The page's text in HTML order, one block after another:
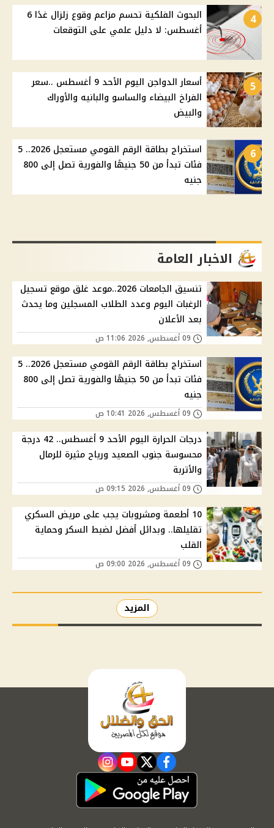
4
البحوث الفلكية تحسم مزاعم وقوع زلزال غدًا 6
أغسطس: لا دليل علمي على التوقعات
5
أسعار الدواجن اليوم الأحد 9 أغسطس ..سعر
الفراخ البيضاء والساسو والبانيه والأوراك
والبيض
6
استخراج بطاقة الرقم القومي مستعجل 2026.. 5
فئات تبدأ من 50 جنيهًا والفورية تصل إلى 800
جنيه
الاخبار العامة
تنسيق الجامعات 2026..موعد غلق موقع تسجيل
الرغبات اليوم وعدد الطلاب المسجلين وما يحدث
بعد الأعلان
استخراج بطاقة الرقم القومي مستعجل 2026.. 5
فئات تبدأ من 50 جنيهًا والفورية تصل إلى 800
جنيه
درجات الحرارة اليوم الأحد 9 أغسطس.. 42 درجة
محسوسة جنوب الصعيد ورياح مثيرة للرمال
والأتربة
10 أطعمة ومشروبات يجب على مريض السكري
تقليلها.. وبدائل أفضل لضبط السكر وحماية
القلب
المزيد
facebook
twitter
youtube
instagram